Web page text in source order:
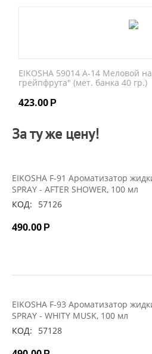
EIKOSHA 59014 A-14 Меловой
грейпфрута" (мет. банка 40 гр.)
423.00 Р
За ту же цену!
EIKOSHA F-91 Ароматизатор
SPRAY - AFTER SHOWER, 100 мл
КОД:
57126
490.00 Р
EIKOSHA F-93 Ароматизатор
SPRAY - WHITY MUSK, 100 мл
КОД:
57128